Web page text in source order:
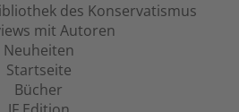
des Konservatismus
mit Autoren
Neuheiten
Startseite
Bücher